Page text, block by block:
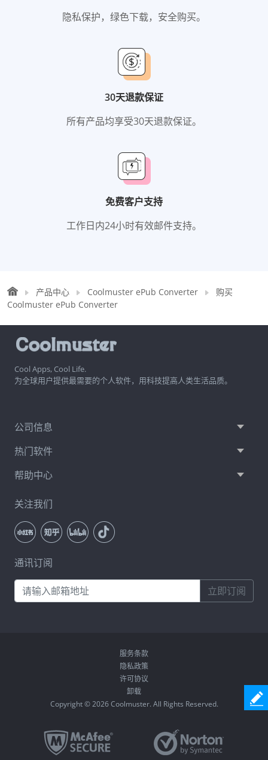
隐私保护，绿色下载，安全购买。
30天退款保证
所有产品均享受30天退款保证。
免费客户支持
工作日内24小时有效邮件支持。
产品中心 Coolmuster ePub Converter
购买
Coolmuster ePub Converter
Cool Apps, Cool Life.
为全球用户提供最需要的个人软件，用科技提高人类生活品质。
公司信息
热门软件
帮助中心
关注我们
通讯订阅
立即订阅
服务条款
隐私政策
许可协议
卸载
Copyright © 2026 Coolmuster. All Rights Reserved.